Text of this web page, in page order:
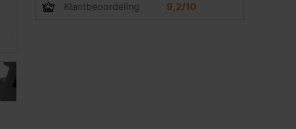
Klantbeoordeling 9,2/10